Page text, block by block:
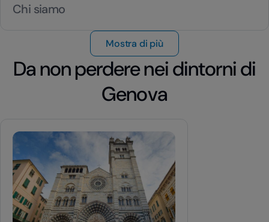
Chi siamo
Mostra di più
Da non perdere nei dintorni di
Genova